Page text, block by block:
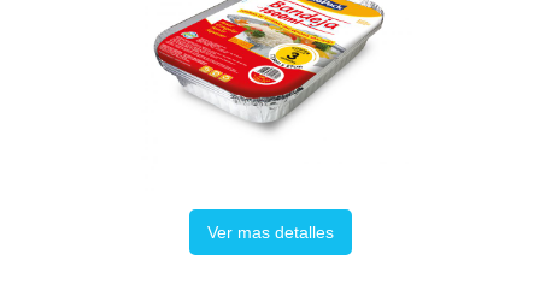
Ver mas detalles